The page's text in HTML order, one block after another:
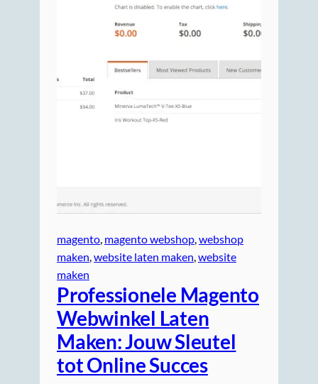
magento magento webshop webshop
maken website laten maken website
maken
Professionele Magento
Webwinkel Laten
Maken: Jouw Sleutel
tot Online Succes